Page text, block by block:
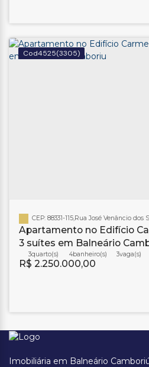
4525(3305)
Apartamento no Edifício
3 suítes em Balneário
R$ 2.250.000,00
CEP: 88331-115,Rua José Venâncio dos
3 4banheiro(s) 3
Imobiliária em Balneário